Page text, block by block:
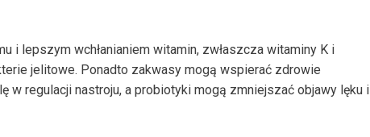
i lepszym wchłanianiem witamin, zwłaszcza witaminy K i
jelitowe. Ponadto zakwasy mogą wspierać zdrowie
regulacji nastroju, a probiotyki mogą zmniejszać objawy lęku i